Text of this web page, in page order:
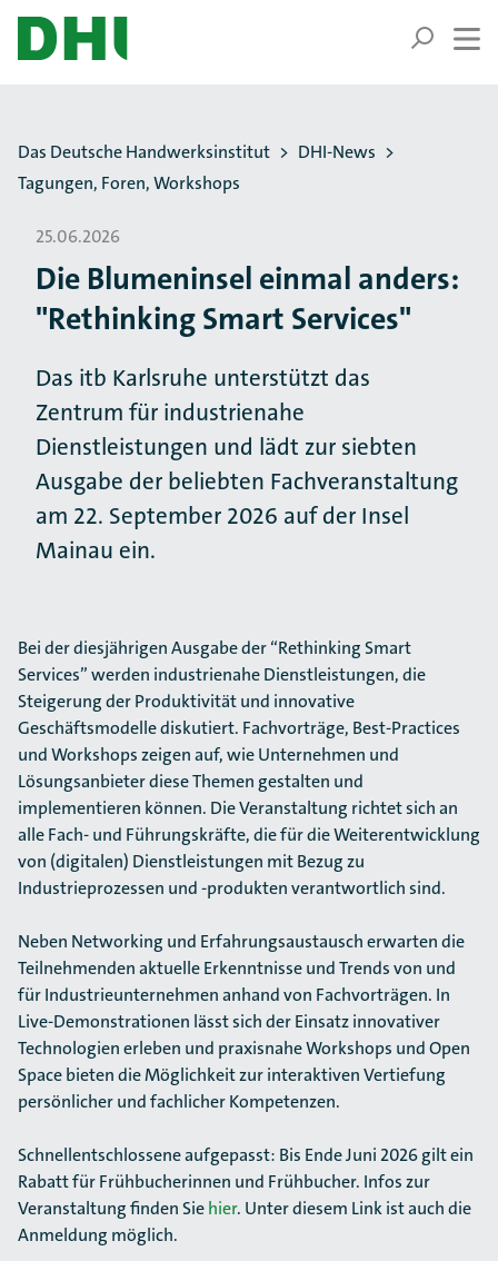
ZUM HAUPTINHALT SPRINGEN
ZUR SUCHE SPRINGEN
Sie befinden sich hier:
Das Deutsche Handwerksinstitut
DHI-News
Tagungen, Foren, Workshops
25.06.2026
Die Blumeninsel einmal anders:
"Rethinking Smart Services"
Das itb Karlsruhe unterstützt das
Zentrum für industrienahe
Dienstleistungen und lädt zur siebten
Ausgabe der beliebten Fachveranstaltung
am 22. September 2026 auf der Insel
Mainau ein.
Bei der diesjährigen Ausgabe der “Rethinking Smart
Services” werden industrienahe Dienstleistungen, die
Steigerung der Produktivität und innovative
Geschäftsmodelle diskutiert. Fachvorträge, Best-Practices
und Workshops zeigen auf, wie Unternehmen und
Lösungsanbieter diese Themen gestalten und
implementieren können. Die Veranstaltung richtet sich an
alle Fach- und Führungskräfte, die für die Weiterentwicklung
von (digitalen) Dienstleistungen mit Bezug zu
Industrieprozessen und -produkten verantwortlich sind.
Neben Networking und Erfahrungsaustausch erwarten die
Teilnehmenden aktuelle Erkenntnisse und Trends von und
für Industrieunternehmen anhand von Fachvorträgen. In
Live-Demonstrationen lässt sich der Einsatz innovativer
Technologien erleben und praxisnahe Workshops und Open
Space bieten die Möglichkeit zur interaktiven Vertiefung
persönlicher und fachlicher Kompetenzen.
Schnellentschlossene aufgepasst: Bis Ende Juni 2026 gilt ein
Rabatt für Frühbucherinnen und Frühbucher. Infos zur
Veranstaltung finden Siehier. Unter diesem Link ist auch die
Anmeldung möglich.